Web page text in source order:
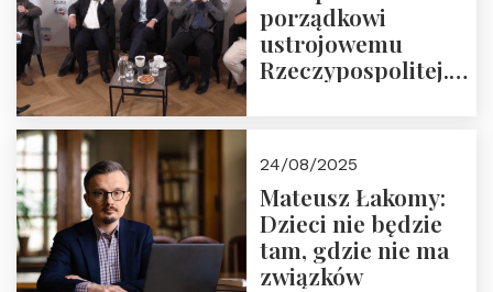
porządkowi
ustrojowemu
Rzeczypospolitej.
24/08/2025
Mateusz Łakomy:
Dzieci nie będzie
tam, gdzie nie ma
związków